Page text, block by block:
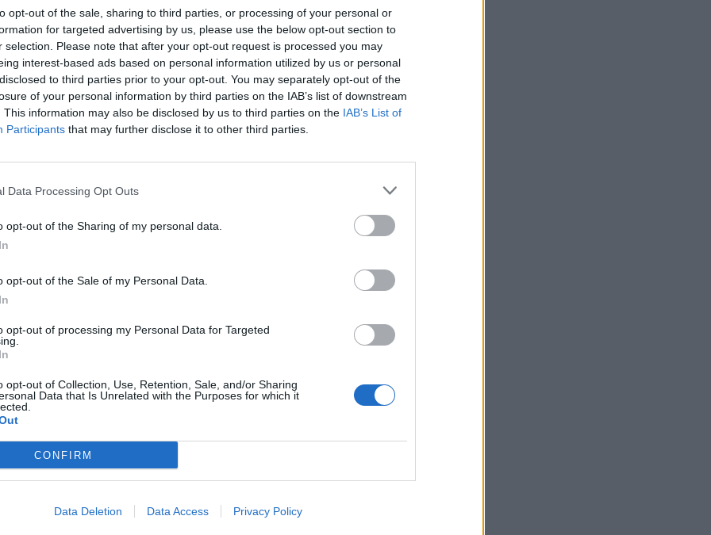
opt-out of the sale, sharing to third parties, or processing of your personal or
for targeted advertising by us, please use the below opt-out section to
selection. Please note that after your opt-out request is processed you may
interest-based ads based on personal information utilized by us or personal
to third parties prior to your opt-out. You may separately opt-out of the
of your personal information by third parties on the IAB’s list of downstream
This information may also be disclosed by us to third parties on the IAB’s List of
Participants that may further disclose it to other third parties.
Data Processing Opt Outs
opt-out of the Sharing of my personal data.
opt-out of the Sale of my Personal Data.
opt-out of processing my Personal Data for Targeted
opt-out of Collection, Use, Retention, Sale, and/or Sharing
Data that Is Unrelated with the Purposes for which it
CONFIRM
Data Deletion Data Access Privacy Policy
et vous rabaisse par jalousie. Elle adore votre vie,
elle ne supporte pas que la vie roule pour vous,
plus.
en question, vous lance des pics, et vous
avec elle avec un petit pincement au cœur.
juste de happer votre vie.
de la vie : elle ne donne rien mais prend tout. Elle
dans sa vie, vous appelle tout le
sûr… n’en donne jamais quand c’est vous qui en
qui va pomper votre gentillesse jusqu’à ce que
que de développer ces sentiments, mettez un
avez de bons plans. Places gratuites, standing,
univers et tente de gratter tout ce qu’il y a de
s’en fiche complètement. Même si ça vous fait
de personne n’hésitera pas à vous cracher
faire mousser.